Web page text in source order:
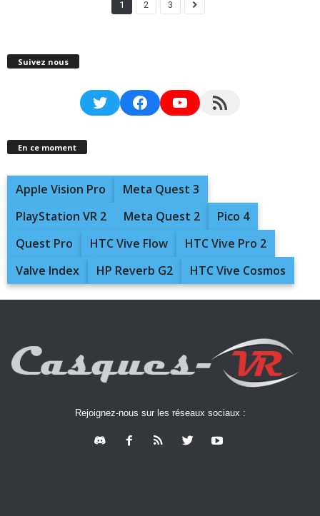
1 2 3
Suivez nous
TwitterFacebookYouTubeRSS Feed
En ce moment
Apple Vision Pro
Meta Quest 3
PlayStation VR 2
Meta Quest 2
Pico 4
Quest Pro
HTC Vive Flow
HTC Vive Pro 2
Valve Index
HP Reverb G2 HTC Vive Cosmos
Rejoignez-nous sur les réseaux sociaux :